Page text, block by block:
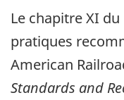
Le chapitre XI
pratiques
American
Standards and